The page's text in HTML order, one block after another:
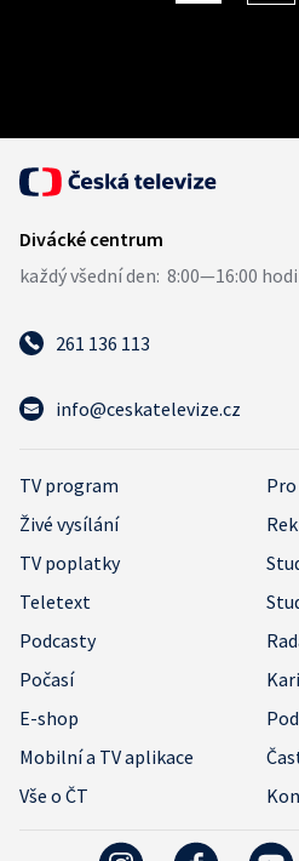
261 136 113
info@ceskatelevize.cz
TV program
Živé vysílání
TV poplatky
Teletext
Podcasty
Počasí
E-shop
Mobilní a TV aplikace
Vše o ČT